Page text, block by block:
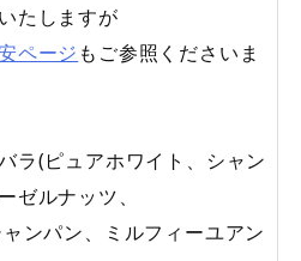
たしますが
ページ もご参照くださいま
ラ(ピュアホワイト、シャン
ゼルナッツ、
ンパン、ミルフィーユアン